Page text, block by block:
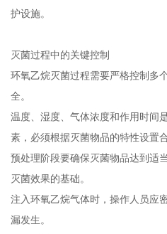
护设施。
灭菌过程中的关键控制
环氧乙烷灭菌过程需要严格控制多
全。
温度、湿度、气体浓度和作用时间
素，必须根据灭菌物品的特性设置
预处理阶段要确保灭菌物品达到适
灭菌效果的基础。
注入环氧乙烷气体时，操作人员应
漏发生。